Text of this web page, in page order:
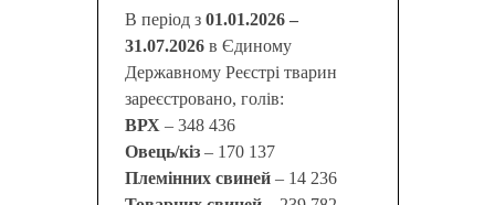
В період з01.01.2026 –
31.07.2026 в Єдиному
Державному Реєстрі тварин
зареєстровано, голів:
ВРХ – 348 436
Овець/кіз– 170 137
Племінних свиней– 14 236